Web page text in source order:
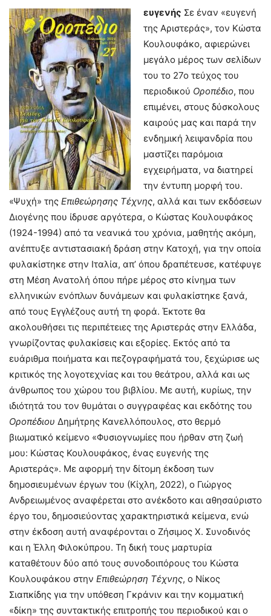
ευγενής Σε έναν «ευγενή
της Αριστεράς», τον Κώστα
Κουλουφάκο, αφιερώνει
μεγάλο μέρος των σελίδων
του το 27ο τεύχος του
περιοδικού Οροπέδιο, που
επιμένει, στους δύσκολους
καιρούς μας και παρά την
ενδημική λειψανδρία που
μαστίζει παρόμοια
εγχειρήματα, να διατηρεί
την έντυπη μορφή του.
«Ψυχή» της Επιθεώρησης Τέχνης, αλλά και των εκδόσεων
Διογένης που ίδρυσε αργότερα, ο Κώστας Κουλουφάκος
(1924-1994) από τα νεανικά του χρόνια, μαθητής ακόμη,
ανέπτυξε αντιστασιακή δράση στην Κατοχή, για την οποία
φυλακίστηκε στην Ιταλία, απ’ όπου δραπέτευσε, κατέφυγε
στη Μέση Ανατολή όπου πήρε μέρος στο κίνημα των
ελληνικών ενόπλων δυνάμεων και φυλακίστηκε ξανά,
από τους Εγγλέζους αυτή τη φορά. Έκτοτε θα
ακολουθήσει τις περιπέτειες της Αριστεράς στην Ελλάδα,
γνωρίζοντας φυλακίσεις και εξορίες. Εκτός από τα
ευάριθμα ποιήματα και πεζογραφήματά του, ξεχώρισε ως
κριτικός της λογοτεχνίας και του θεάτρου, αλλά και ως
άνθρωπος του χώρου του βιβλίου. Με αυτή, κυρίως, την
ιδιότητά του τον θυμάται ο συγγραφέας και εκδότης του
Οροπέδιου Δημήτρης Κανελλόπουλος, στο θερμό
βιωματικό κείμενο «Φυσιογνωμίες που ήρθαν στη ζωή
μου: Κώστας Κουλουφάκος, ένας ευγενής της
Αριστεράς». Με αφορμή την δίτομη έκδοση των
δημοσιευμένων έργων του (Κίχλη, 2022), ο Γιώργος
Ανδρειωμένος αναφέρεται στο ανέκδοτο και αθησαύριστο
έργο του, δημοσιεύοντας χαρακτηριστικά κείμενα, ενώ
στην έκδοση αυτή αναφέρονται ο Ζήσιμος X. Συνοδινός
και η Έλλη Φιλοκύπρου. Τη δική τους μαρτυρία
καταθέτουν δύο από τους συνοδοιπόρους του Κώστα
Κουλουφάκου στην Επιθεώρηση Τέχνης, ο Νίκος
Σιαπκίδης για την υπόθεση Γκράνιν και την κομματική
«δίκη» της συντακτικής επιτροπής του περιοδικού και ο